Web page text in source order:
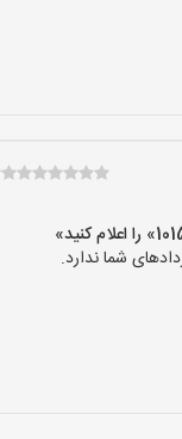
شما ندارد.